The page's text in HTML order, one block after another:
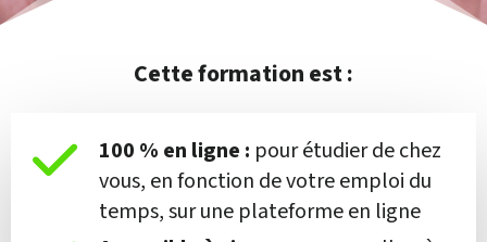
Cette formation est :
100 % en ligne : pour étudier de chez
vous, en fonction de votre emploi du
temps, sur une plateforme en ligne